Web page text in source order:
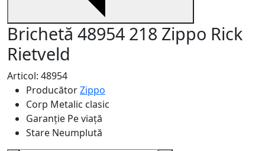
Brichetă 48954 218 Zippo Rick
Rietveld
Articol: 48954
ProducătorZippo
Corp Metalic clasic
Garanție Pe viață
Stare Neumplută